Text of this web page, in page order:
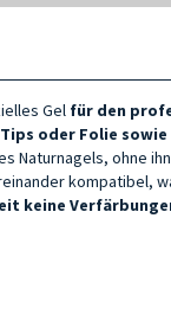
Gel für den
oder Folie
Naturnagels, ohne
kompatibel,
keine